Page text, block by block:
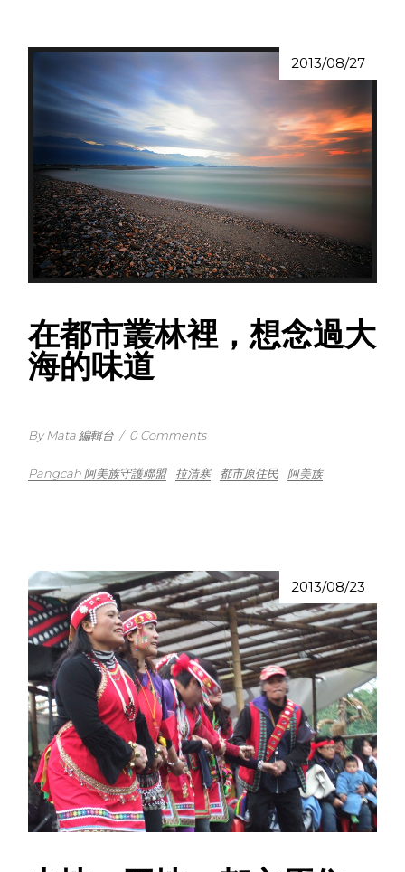
2013/08/27
在都市叢林裡，想念過大
海的味道
By Mata 編輯台 / 0 Comments
Pangcah 阿美族守護聯盟 拉清寒 都市原住民 阿美族
2013/08/23